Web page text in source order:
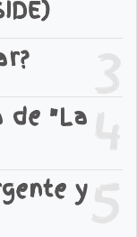
3
4
"La
5
y